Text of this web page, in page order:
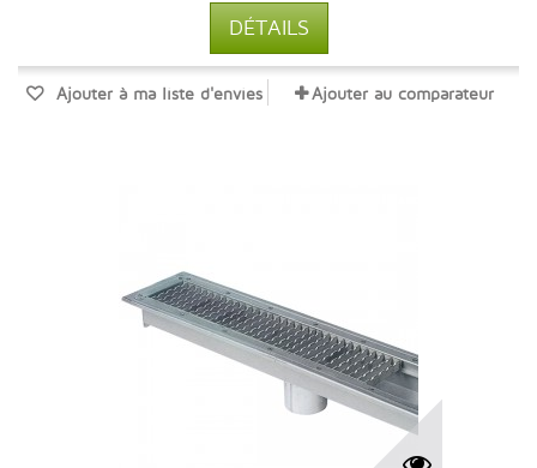
DÉTAILS
Ajouter à ma liste d'envies Ajouter au comparateur